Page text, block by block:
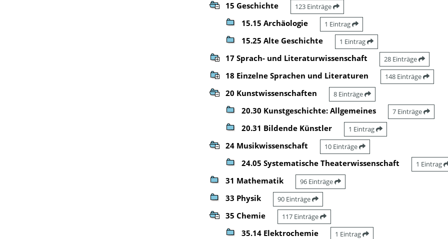
15 Geschichte 123 Einträge
15.15 Archäologie 1 Eintrag
15.25 Alte Geschichte 1 Eintrag
17 Sprach- und Literaturwissenschaft 28 Einträge
18 Einzelne Sprachen und Literaturen 148 Einträge
20 Kunstwissenschaften 8 Einträge
20.30 Kunstgeschichte: Allgemeines 7 Einträge
20.31 Bildende Künstler 1 Eintrag
24 Musikwissenschaft 10 Einträge
24.05 Systematische Theaterwissenschaft 1 Eintrag
31 Mathematik 96 Einträge
33 Physik 90 Einträge
35 Chemie 117 Einträge
35.14 Elektrochemie 1 Eintrag